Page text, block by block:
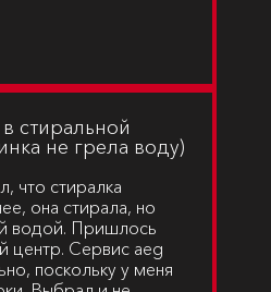
стиральной
не грела воду)
что стиралка
она стирала, но
водой. Пришлось
центр. Сервис aeg
поскольку у меня